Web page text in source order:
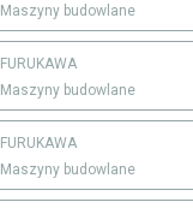
Maszyny budowlane
FURUKAWA
Maszyny budowlane
FURUKAWA
Maszyny budowlane